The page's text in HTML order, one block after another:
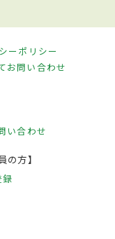
ーポリシー
お問い合わせ
い合わせ
の方】